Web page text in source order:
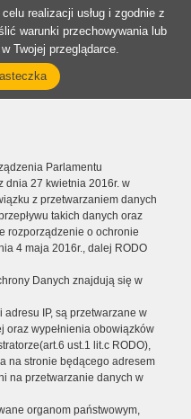
realizacji usług i zgodnie z
warunki przechowywania lub
Twojej przeglądarce.
Parlamentu
dnia 27 kwietnia 2016r. w
z przetwarzaniem danych
takich danych oraz
rozporządzenie o ochronie
4 maja 2016r., dalej RODO
Danych znajdują się w
IP, są przetwarzane w
oraz wypełnienia obowiązków
ust.1 lit.c RODO),
na stronie będącego adresem
na przetwarzanie danych w
organom państwowym,